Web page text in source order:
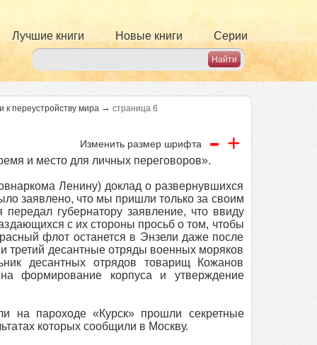
Лучшие книги Новые книги Серии
к переустройству мира → страница 6
Изменить размер шрифта - +
и место для личных переговоров».
Ленину) доклад о развернувшихся
заявлено, что мы пришли только за своим
губернатору заявление, что ввиду
с их стороны просьб о том, чтобы
флот останется в Энзели даже после
третий десантные отряды военных моряков
десантных отрядов товарищ Кожанов
формирование корпуса и утверждение
на пароходе «Курск» прошли секретные
которых сообщили в Москву.